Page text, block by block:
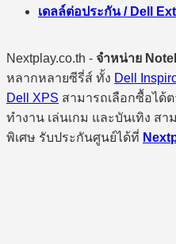
เดลล์ต่อประกัน / Dell
Nextplay.co.th - จำหน่าย
หลากหลายซีรี่ส์ ทั้ง Dell
Dell XPS สามารถเลือกซื้อได้
ทำงาน เล่นเกม และบันเทิง ส
พิเศษ รับประกันศูนย์ได้ที่